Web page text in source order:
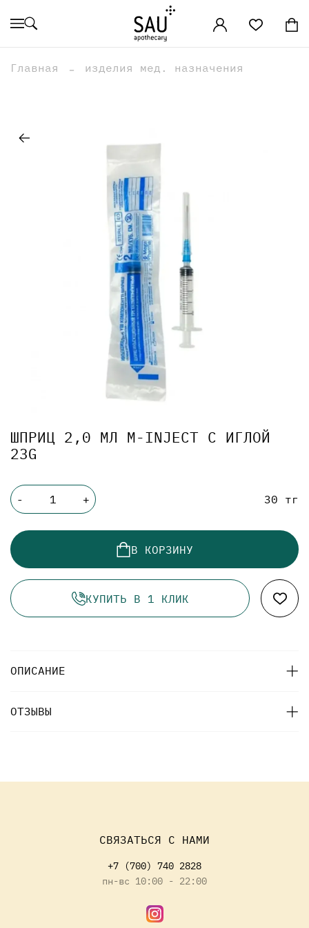
Главная изделия мед. назначения
ШПРИЦ 2,0 МЛ M-INJECT C ИГЛОЙ
23G
- + 30 тг
В КОРЗИНУ
КУПИТЬ В 1 КЛИК
ОПИСАНИЕ
ОТЗЫВЫ
СВЯЗАТЬСЯ С НАМИ
+7 (700) 740 2828
пн-вс 10:00 - 22:00